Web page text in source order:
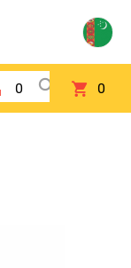
0 0